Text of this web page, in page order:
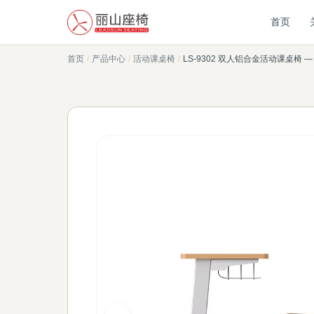
首页
首页 / 产品中心 / 活动课桌椅 / LS-9302 双人铝合金活动课桌椅 —